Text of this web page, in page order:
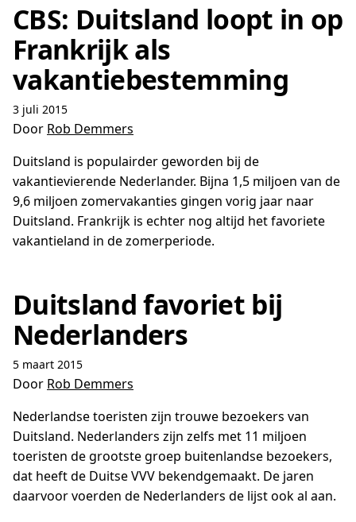
CBS: Duitsland loopt in op
Frankrijk als
vakantiebestemming
3 juli 2015
Door Rob Demmers
Duitsland is populairder geworden bij de
vakantievierende Nederlander. Bijna 1,5 miljoen van de
9,6 miljoen zomervakanties gingen vorig jaar naar
Duitsland. Frankrijk is echter nog altijd het favoriete
vakantieland in de zomerperiode.
Duitsland favoriet bij
Nederlanders
5 maart 2015
Door Rob Demmers
Nederlandse toeristen zijn trouwe bezoekers van
Duitsland. Nederlanders zijn zelfs met 11 miljoen
toeristen de grootste groep buitenlandse bezoekers,
dat heeft de Duitse VVV bekendgemaakt. De jaren
daarvoor voerden de Nederlanders de lijst ook al aan.